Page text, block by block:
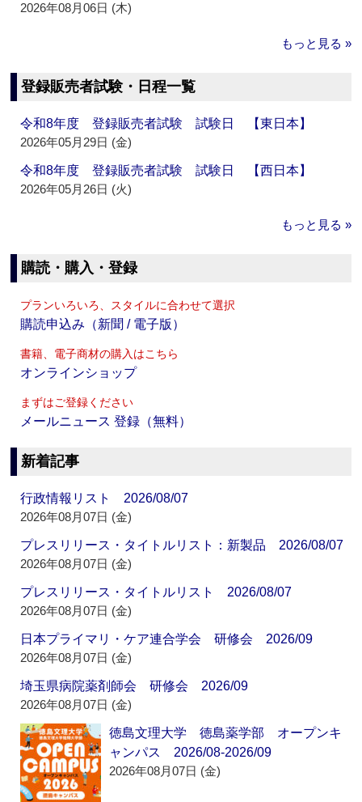
2026年08月06日 (木)
もっと見る »
登録販売者試験・日程一覧
令和8年度 登録販売者試験 試験日 【東日本】
2026年05月29日 (金)
令和8年度 登録販売者試験 試験日 【西日本】
2026年05月26日 (火)
もっと見る »
購読・購入・登録
プランいろいろ、スタイルに合わせて選択
購読申込み（新聞 / 電子版）
書籍、電子商材の購入はこちら
オンラインショップ
まずはご登録ください
メールニュース 登録（無料）
新着記事
行政情報リスト 2026/08/07
2026年08月07日 (金)
プレスリリース・タイトルリスト：新製品 2026/08/07
2026年08月07日 (金)
プレスリリース・タイトルリスト 2026/08/07
2026年08月07日 (金)
日本プライマリ・ケア連合学会 研修会 2026/09
2026年08月07日 (金)
埼玉県病院薬剤師会 研修会 2026/09
2026年08月07日 (金)
徳島文理大学 徳島薬学部 オープンキ
ャンパス 2026/08-2026/09
2026年08月07日 (金)